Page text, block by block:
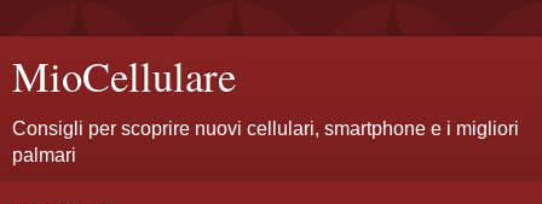
MioCellulare
Consigli per scoprire nuovi cellulari, smartphone e i migliori
palmari